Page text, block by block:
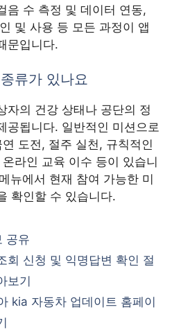
음 수 측정 및 데이터 연동,
및 사용 등 모든 과정이 앱
문입니다.
류가 있나요
자의 건강 상태나 공단의 정
공됩니다. 일반적인 미션으로
도전, 절주 실천, 규칙적인
라인 교육 이수 등이 있습니
뉴에서 현재 참여 가능한 미
확인할 수 있습니다.
공유
회 신청 및 익명답변 확인 절
보기
kia 자동차 업데이트 홈페이